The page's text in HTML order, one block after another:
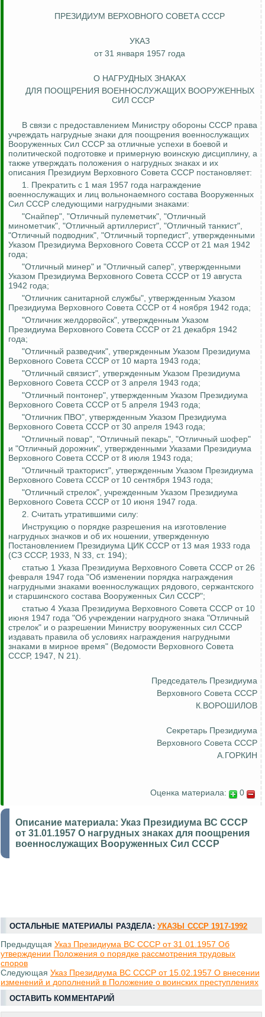
ПРЕЗИДИУМ ВЕРХОВНОГО СОВЕТА СССР
УКАЗ
от 31 января 1957 года
О НАГРУДНЫХ ЗНАКАХ
ДЛЯ ПООЩРЕНИЯ ВОЕННОСЛУЖАЩИХ ВООРУЖЕННЫХ
СИЛ СССР
В связи с предоставлением Министру обороны СССР права
учреждать нагрудные знаки для поощрения военнослужащих
Вооруженных Сил СССР за отличные успехи в боевой и
политической подготовке и примерную воинскую дисциплину, а
также утверждать положения о нагрудных знаках и их
описания Президиум Верховного Совета СССР постановляет:
1. Прекратить с 1 мая 1957 года награждение
военнослужащих и лиц вольнонаемного состава Вооруженных
Сил СССР следующими нагрудными знаками:
"Снайпер", "Отличный пулеметчик", "Отличный
минометчик", "Отличный артиллерист", "Отличный танкист",
"Отличный подводник", "Отличный торпедист", утвержденными
Указом Президиума Верховного Совета СССР от 21 мая 1942
года;
"Отличный минер" и "Отличный сапер", утвержденными
Указом Президиума Верховного Совета СССР от 19 августа
1942 года;
"Отличник санитарной службы", утвержденным Указом
Президиума Верховного Совета СССР от 4 ноября 1942 года;
"Отличник желдорвойск", утвержденным Указом
Президиума Верховного Совета СССР от 21 декабря 1942
года;
"Отличный разведчик", утвержденным Указом Президиума
Верховного Совета СССР от 10 марта 1943 года;
"Отличный связист", утвержденным Указом Президиума
Верховного Совета СССР от 3 апреля 1943 года;
"Отличный понтонер", утвержденным Указом Президиума
Верховного Совета СССР от 5 апреля 1943 года;
"Отличник ПВО", утвержденным Указом Президиума
Верховного Совета СССР от 30 апреля 1943 года;
"Отличный повар", "Отличный пекарь", "Отличный шофер"
и "Отличный дорожник", утвержденными Указами Президиума
Верховного Совета СССР от 8 июля 1943 года;
"Отличный тракторист", утвержденным Указом Президиума
Верховного Совета СССР от 10 сентября 1943 года;
"Отличный стрелок", учрежденным Указом Президиума
Верховного Совета СССР от 10 июня 1947 года.
2. Считать утратившими силу:
Инструкцию о порядке разрешения на изготовление
нагрудных значков и об их ношении, утвержденную
Постановлением Президиума ЦИК СССР от 13 мая 1933 года
(СЗ СССР, 1933, N 33, ст. 194);
статью 1 Указа Президиума Верховного Совета СССР от 26
февраля 1947 года "Об изменении порядка награждения
нагрудными знаками военнослужащих рядового, сержантского
и старшинского состава Вооруженных Сил СССР";
статью 4 Указа Президиума Верховного Совета СССР от 10
июня 1947 года "Об учреждении нагрудного знака "Отличный
стрелок" и о разрешении Министру вооруженных сил СССР
издавать правила об условиях награждения нагрудными
знаками в мирное время" (Ведомости Верховного Совета
СССР, 1947, N 21).
Председатель Президиума
Верховного Совета СССР
К.ВОРОШИЛОВ
Секретарь Президиума
Верховного Совета СССР
А.ГОРКИН
Оценка материала: 0
Описание материала: Указ Президиума ВС СССР
от 31.01.1957 О нагрудных знаках для поощрения
военнослужащих Вооруженных Сил СССР
ОСТАЛЬНЫЕ МАТЕРИАЛЫ РАЗДЕЛА: УКАЗЫ СССР 1917-1992
Предыдущая Указ Президиума ВС СССР от 31.01.1957 Об
утверждении Положения о порядке рассмотрения трудовых
споров
Следующая Указ Президиума ВС СССР от 15.02.1957 О внесении
изменений и дополнений в Положение о воинских преступлениях
ОСТАВИТЬ КОММЕНТАРИЙ